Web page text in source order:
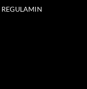
REGULAMIN